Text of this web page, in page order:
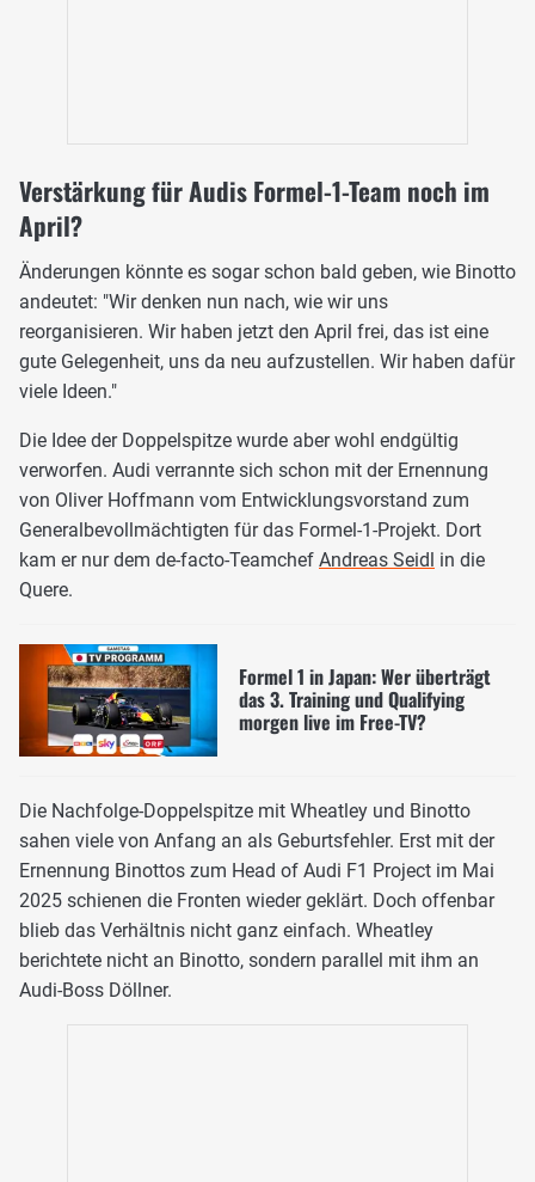
Verstärkung für Audis Formel-1-Team noch im
April?
Änderungen könnte es sogar schon bald geben, wie Binotto
andeutet: "Wir denken nun nach, wie wir uns
reorganisieren. Wir haben jetzt den April frei, das ist eine
gute Gelegenheit, uns da neu aufzustellen. Wir haben dafür
viele Ideen."
Die Idee der Doppelspitze wurde aber wohl endgültig
verworfen. Audi verrannte sich schon mit der Ernennung
von Oliver Hoffmann vom Entwicklungsvorstand zum
Generalbevollmächtigten für das Formel-1-Projekt. Dort
kam er nur dem de-facto-Teamchef Andreas Seidl in die
Quere.
Formel 1 in Japan: Wer überträgt
das 3. Training und Qualifying
morgen live im Free-TV?
Die Nachfolge-Doppelspitze mit Wheatley und Binotto
sahen viele von Anfang an als Geburtsfehler. Erst mit der
Ernennung Binottos zum Head of Audi F1 Project im Mai
2025 schienen die Fronten wieder geklärt. Doch offenbar
blieb das Verhältnis nicht ganz einfach. Wheatley
berichtete nicht an Binotto, sondern parallel mit ihm an
Audi-Boss Döllner.